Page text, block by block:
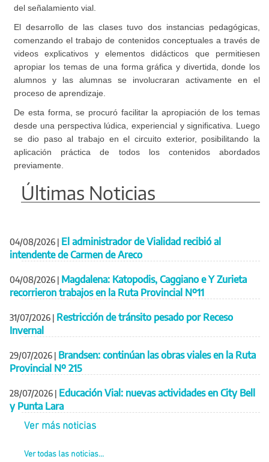
del señalamiento vial.
El desarrollo de las clases tuvo dos instancias pedagógicas,
comenzando el trabajo de contenidos conceptuales a través de
videos explicativos y elementos didácticos que permitiesen
apropiar los temas de una forma gráfica y divertida, donde los
alumnos y las alumnas se involucraran activamente en el
proceso de aprendizaje.
De esta forma, se procuró facilitar la apropiación de los temas
desde una perspectiva lúdica, experiencial y significativa. Luego
se dio paso al trabajo en el circuito exterior, posibilitando la
aplicación práctica de todos los contenidos abordados
previamente.
Últimas Noticias
04/08/2026 | El administrador de Vialidad recibió al
intendente de Carmen de Areco
04/08/2026 | Magdalena: Katopodis, Caggiano e Y Zurieta
recorrieron trabajos en la Ruta Provincial Nº11
31/07/2026 | Restricción de tránsito pesado por Receso
Invernal
29/07/2026 | Brandsen: continúan las obras viales en la Ruta
Provincial Nº 215
28/07/2026 | Educación Vial: nuevas actividades en City Bell
y Punta Lara
Ver más noticias
Ver todas las noticias...